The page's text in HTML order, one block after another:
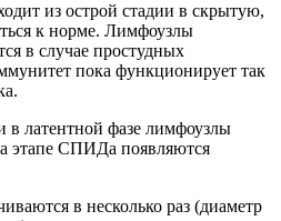
из острой стадии в скрытую,
к норме. Лимфоузлы
в случае простудных
пока функционирует так
в латентной фазе лимфоузлы
этапе СПИДа появляются
в несколько раз (диаметр